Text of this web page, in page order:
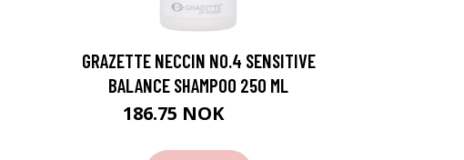
GRAZETTE NECCIN NO.4 SENSITIVE
BALANCE SHAMPOO 250 ML
186.75 NOK